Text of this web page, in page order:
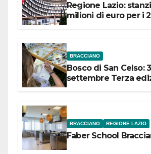
Regione Lazio:
milioni di euro per i
BRACCIANO
Bosco di San Celso:
settembre Terza
BRACCIANO REGIONE LAZIO
Faber School